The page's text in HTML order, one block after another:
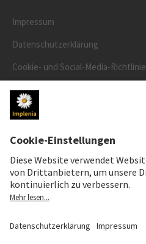
Impressum
Datenschutzerklärung
Cookie- und Social-Media-Richtlinie
Cookie-Einstellungen
AKTIENKURS
SWX: Implenia AG
63,20 CHF
0,00 CHF (0,00%)